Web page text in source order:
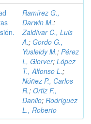
Ramírez G.,
Darwin M.;
Zaldívar C., Luis
A.; Gordo G.,
Yusleidy M.; Pérez
I., Giorver; López
T., Alfonso L.;
Núñez P., Carlos
R.; Ortiz F.,
Danilo; Rodríguez
L., Roberto